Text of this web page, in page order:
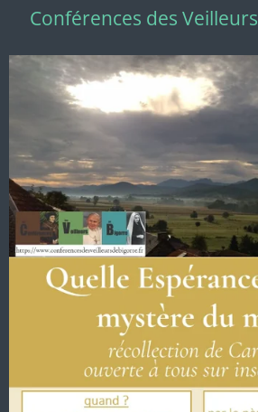
Passer
contenu
principal
Conférences des